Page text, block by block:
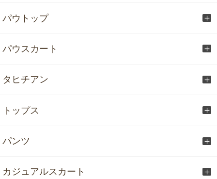
パウトップ
パウスカート
タヒチアン
トップス
パンツ
カジュアルスカート